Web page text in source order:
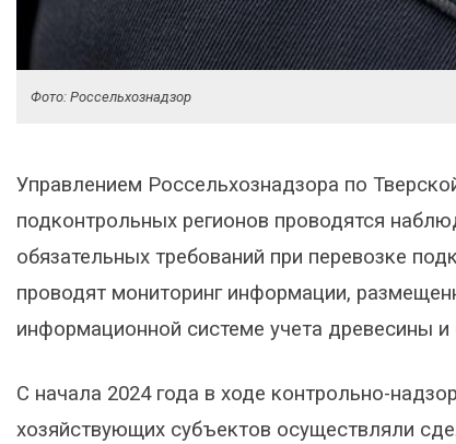
Фото: Россельхознадзор
Управлением Россельхознадзора по
подконтрольных регионов проводятся
обязательных требований при перевозке
проводят мониторинг информации,
информационной системе учета древесины
С начала 2024 года в ходе контрольно-
хозяйствующих субъектов осуществляли